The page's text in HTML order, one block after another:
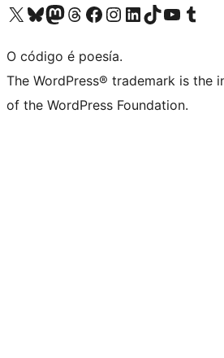
Visita la cuenta de X (anteriormente Twitter)
Visita a nosa conta de Bluesky
Visita a nosa conta de Mastodon
Visita a nosa conta de Threads
Visita a nosa páxina de Facebook
Visita a nosa conta de Instagram
Visita a nosa conta de LinkedIn
Visita a nosa conta de TikTok
Visita a nosa canle de
Visita a nosa conta
O código é poesía.
The WordPress® trademark is the
of the WordPress Foundation.